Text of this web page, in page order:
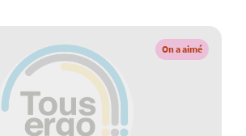
On a aimé